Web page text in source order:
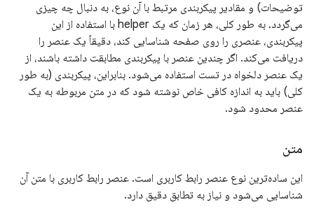
توضیحات) و مقادیر پیکربندی مرتبط با آن نوع، به دنبال چه چیزی
می‌گردد. به طور کلی، هر زمان که یک helper با استفاده از این
پیکربندی، عنصری را روی صفحه شناسایی کند، دقیقاً یک عنصر را
دریافت می‌کند. اگر چندین عنصر با پیکربندی مطابقت داشته باشند، از
یک عنصر دلخواه در تست استفاده می‌شود. بنابراین، پیکربندی (به طور
کلی) باید به اندازه کافی خاص نوشته شود که در متن مربوطه به یک
عنصر محدود شود.
متن
این ساده‌ترین نوع عنصر رابط کاربری است. عنصر رابط کاربری با متن آن
شناسایی می‌شود و نیاز به تطابق دقیق دارد.